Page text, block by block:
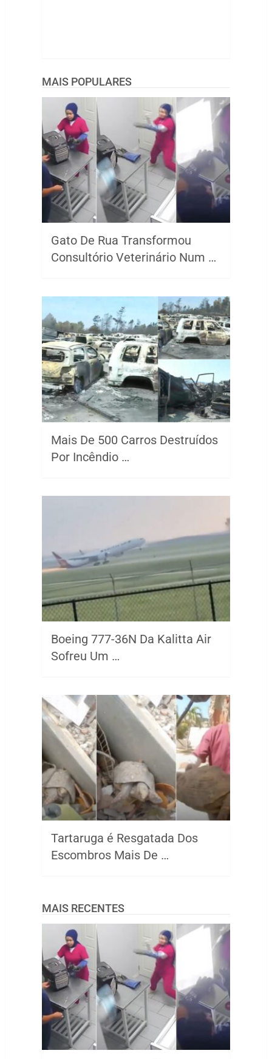
MAIS POPULARES
Gato De Rua Transformou
Consultório Veterinário Num …
Mais De 500 Carros Destruídos
Por Incêndio …
Boeing 777-36N Da Kalitta Air
Sofreu Um …
Tartaruga é Resgatada Dos
Escombros Mais De …
MAIS RECENTES